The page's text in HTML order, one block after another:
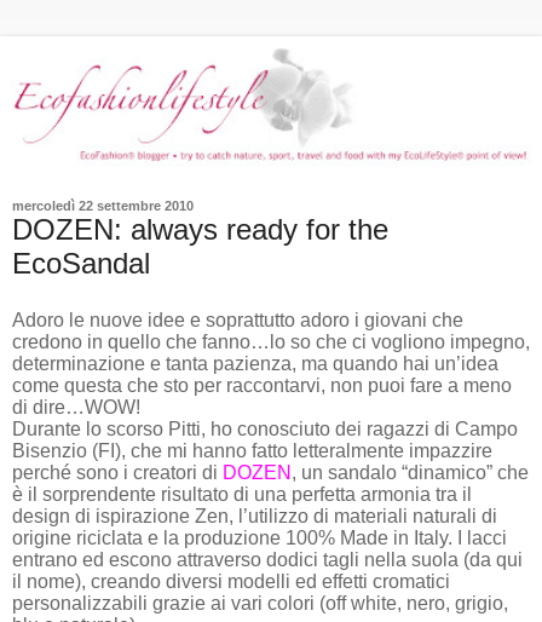
mercoledì 22 settembre 2010
DOZEN: always ready for the
EcoSandal
Adoro le nuove idee e soprattutto adoro i giovani che
credono in quello che fanno…lo so che ci vogliono impegno,
determinazione e tanta pazienza, ma quando hai un’idea
come questa che sto per raccontarvi, non puoi fare a meno
di dire…WOW!
Durante lo scorso Pitti, ho conosciuto dei ragazzi di Campo
Bisenzio (FI), che mi hanno fatto letteralmente impazzire
perché sono i creatori di DOZEN , un sandalo “dinamico” che
è il sorprendente risultato di una perfetta armonia tra il
design di ispirazione Zen, l’utilizzo di materiali naturali di
origine riciclata e la produzione 100% Made in Italy. I lacci
entrano ed escono attraverso dodici tagli nella suola (da qui
il nome), creando diversi modelli ed effetti cromatici
personalizzabili grazie ai vari colori (off white, nero, grigio,